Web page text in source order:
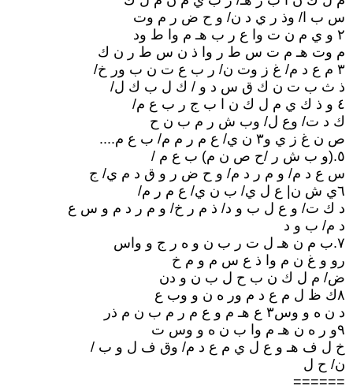
س ب ا/ وذ ر ي د ن/ و ح ض ر م وت
۲ و ي م ن ت وا ع ر ب هـ م وا ط ود
م وت هـ م ت س ط ر وا ذ ن س ط ر ن ك
۳ م ع د م/ غ ز وت ن/ ر ب ع ت ن ب ور خ/
ذ ث ب ت ن ك ق س د و / ك ل ب ك ل/
٤ و ذ ك ي م ل ك ن ا ب ج ر ب ع م/
ك د ت/ وع ل/ وب ش ر م ب ن ح
ص ن غ ز ي و۳ ن ي/ ع م ر م م/ ب ع م....
٥.(و ب ش ر /ح ص ن م) ب ع م /
س ع د م/ و م ر د م/ و ح ض ر و ق د م ي/ ج
٦ي ش ن| ع ل ي/ ب ن ي/ ع م ر م/
د ك ت/ و ع ل ب و د/ ذ م ر خ/ و م ر د م و س ع
د م/ ب و د
٧.ب م ن هـ ل ت ر ب ن و ه ر ج و واس
رو و غ ن م وا ذ ع س م و م خ
ض/ م ل ك ن ب ح ل ب ن و دن
٨ك ظ ل م ع د م ور ه ن و وب ع
د ن ه و وس۳ ع هـ م و ع م ر م ب ن م ذر
۹و ر ه ن هـ م وا ب ن ه و وس ت
خ ل ف هـ و ع ل ي م ع د م/ وق ف ل و ب /
ن/ ح ل
======